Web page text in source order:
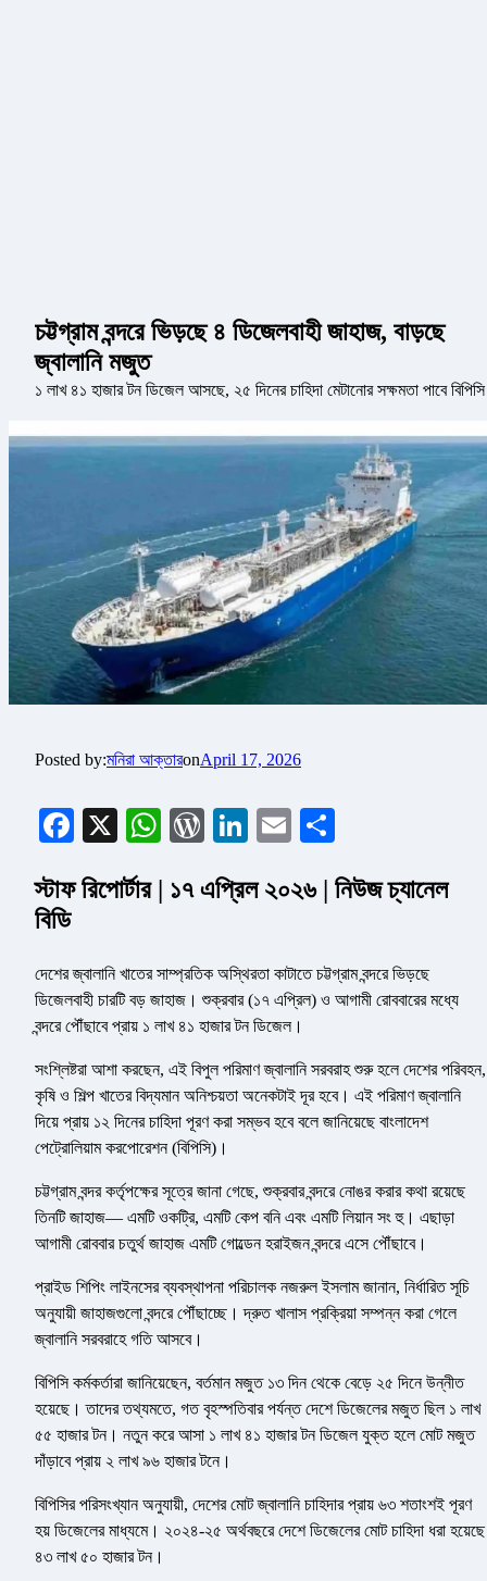
চট্টগ্রাম বন্দরে ভিড়ছে ৪ ডিজেলবাহী জাহাজ, বাড়ছে
জ্বালানি মজুত
১ লাখ ৪১ হাজার টন ডিজেল আসছে, ২৫ দিনের চাহিদা মেটানোর সক্ষমতা পাবে বিপিসি
Posted by:মনিরা আক্তারonApril 17, 2026
Facebook
X WhatsApp
WordPress
LinkedIn
Email
স্টাফ রিপোর্টার | ১৭ এপ্রিল ২০২৬ | নিউজ চ্যানেল
বিডি
দেশের জ্বালানি খাতের সাম্প্রতিক অস্থিরতা কাটাতে চট্টগ্রাম বন্দরে ভিড়ছে
ডিজেলবাহী চারটি বড় জাহাজ। শুক্রবার (১৭ এপ্রিল) ও আগামী রোববারের মধ্যে
বন্দরে পৌঁছাবে প্রায় ১ লাখ ৪১ হাজার টন ডিজেল।
সংশ্লিষ্টরা আশা করছেন, এই বিপুল পরিমাণ জ্বালানি সরবরাহ শুরু হলে দেশের পরিবহন,
কৃষি ও শিল্প খাতের বিদ্যমান অনিশ্চয়তা অনেকটাই দূর হবে। এই পরিমাণ জ্বালানি
দিয়ে প্রায় ১২ দিনের চাহিদা পূরণ করা সম্ভব হবে বলে জানিয়েছে বাংলাদেশ
পেট্রোলিয়াম করপোরেশন (বিপিসি)।
চট্টগ্রাম বন্দর কর্তৃপক্ষের সূত্রে জানা গেছে, শুক্রবার বন্দরে নোঙর করার কথা রয়েছে
তিনটি জাহাজ— এমটি ওকট্রি, এমটি কেপ বনি এবং এমটি লিয়ান সং হু। এছাড়া
আগামী রোববার চতুর্থ জাহাজ এমটি গোল্ডেন হরাইজন বন্দরে এসে পৌঁছাবে।
প্রাইড শিপিং লাইনসের ব্যবস্থাপনা পরিচালক নজরুল ইসলাম জানান, নির্ধারিত সূচি
অনুযায়ী জাহাজগুলো বন্দরে পৌঁছাচ্ছে। দ্রুত খালাস প্রক্রিয়া সম্পন্ন করা গেলে
জ্বালানি সরবরাহে গতি আসবে।
বিপিসি কর্মকর্তারা জানিয়েছেন, বর্তমান মজুত ১৩ দিন থেকে বেড়ে ২৫ দিনে উন্নীত
হয়েছে। তাদের তথ্যমতে, গত বৃহস্পতিবার পর্যন্ত দেশে ডিজেলের মজুত ছিল ১ লাখ
৫৫ হাজার টন। নতুন করে আসা ১ লাখ ৪১ হাজার টন ডিজেল যুক্ত হলে মোট মজুত
দাঁড়াবে প্রায় ২ লাখ ৯৬ হাজার টনে।
বিপিসির পরিসংখ্যান অনুযায়ী, দেশের মোট জ্বালানি চাহিদার প্রায় ৬৩ শতাংশই পূরণ
হয় ডিজেলের মাধ্যমে। ২০২৪-২৫ অর্থবছরে দেশে ডিজেলের মোট চাহিদা ধরা হয়েছে
৪৩ লাখ ৫০ হাজার টন।